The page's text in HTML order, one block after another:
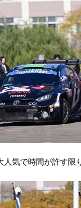
人気で時間が許す限